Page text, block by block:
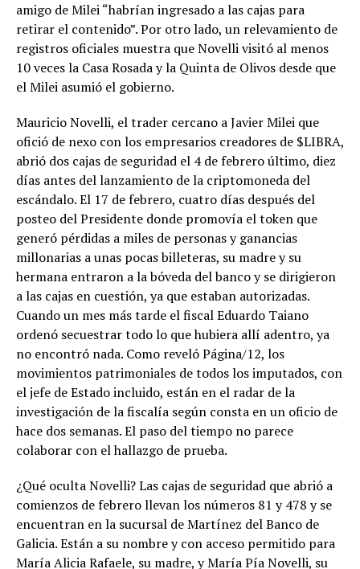
amigo de Milei “habrían ingresado a las cajas para
retirar el contenido”. Por otro lado, un relevamiento de
registros oficiales muestra que Novelli visitó al menos
10 veces la Casa Rosada y la Quinta de Olivos desde que
el Milei asumió el gobierno.
Mauricio Novelli, el trader cercano a Javier Milei que
ofició de nexo con los empresarios creadores de $LIBRA,
abrió dos cajas de seguridad el 4 de febrero último, diez
días antes del lanzamiento de la criptomoneda del
escándalo. El 17 de febrero, cuatro días después del
posteo del Presidente donde promovía el token que
generó pérdidas a miles de personas y ganancias
millonarias a unas pocas billeteras, su madre y su
hermana entraron a la bóveda del banco y se dirigieron
a las cajas en cuestión, ya que estaban autorizadas.
Cuando un mes más tarde el fiscal Eduardo Taiano
ordenó secuestrar todo lo que hubiera allí adentro, ya
no encontró nada. Como reveló Página/12, los
movimientos patrimoniales de todos los imputados, con
el jefe de Estado incluido, están en el radar de la
investigación de la fiscalía según consta en un oficio de
hace dos semanas. El paso del tiempo no parece
colaborar con el hallazgo de prueba.
¿Qué oculta Novelli? Las cajas de seguridad que abrió a
comienzos de febrero llevan los números 81 y 478 y se
encuentran en la sucursal de Martínez del Banco de
Galicia. Están a su nombre y con acceso permitido para
María Alicia Rafaele, su madre, y María Pía Novelli, su